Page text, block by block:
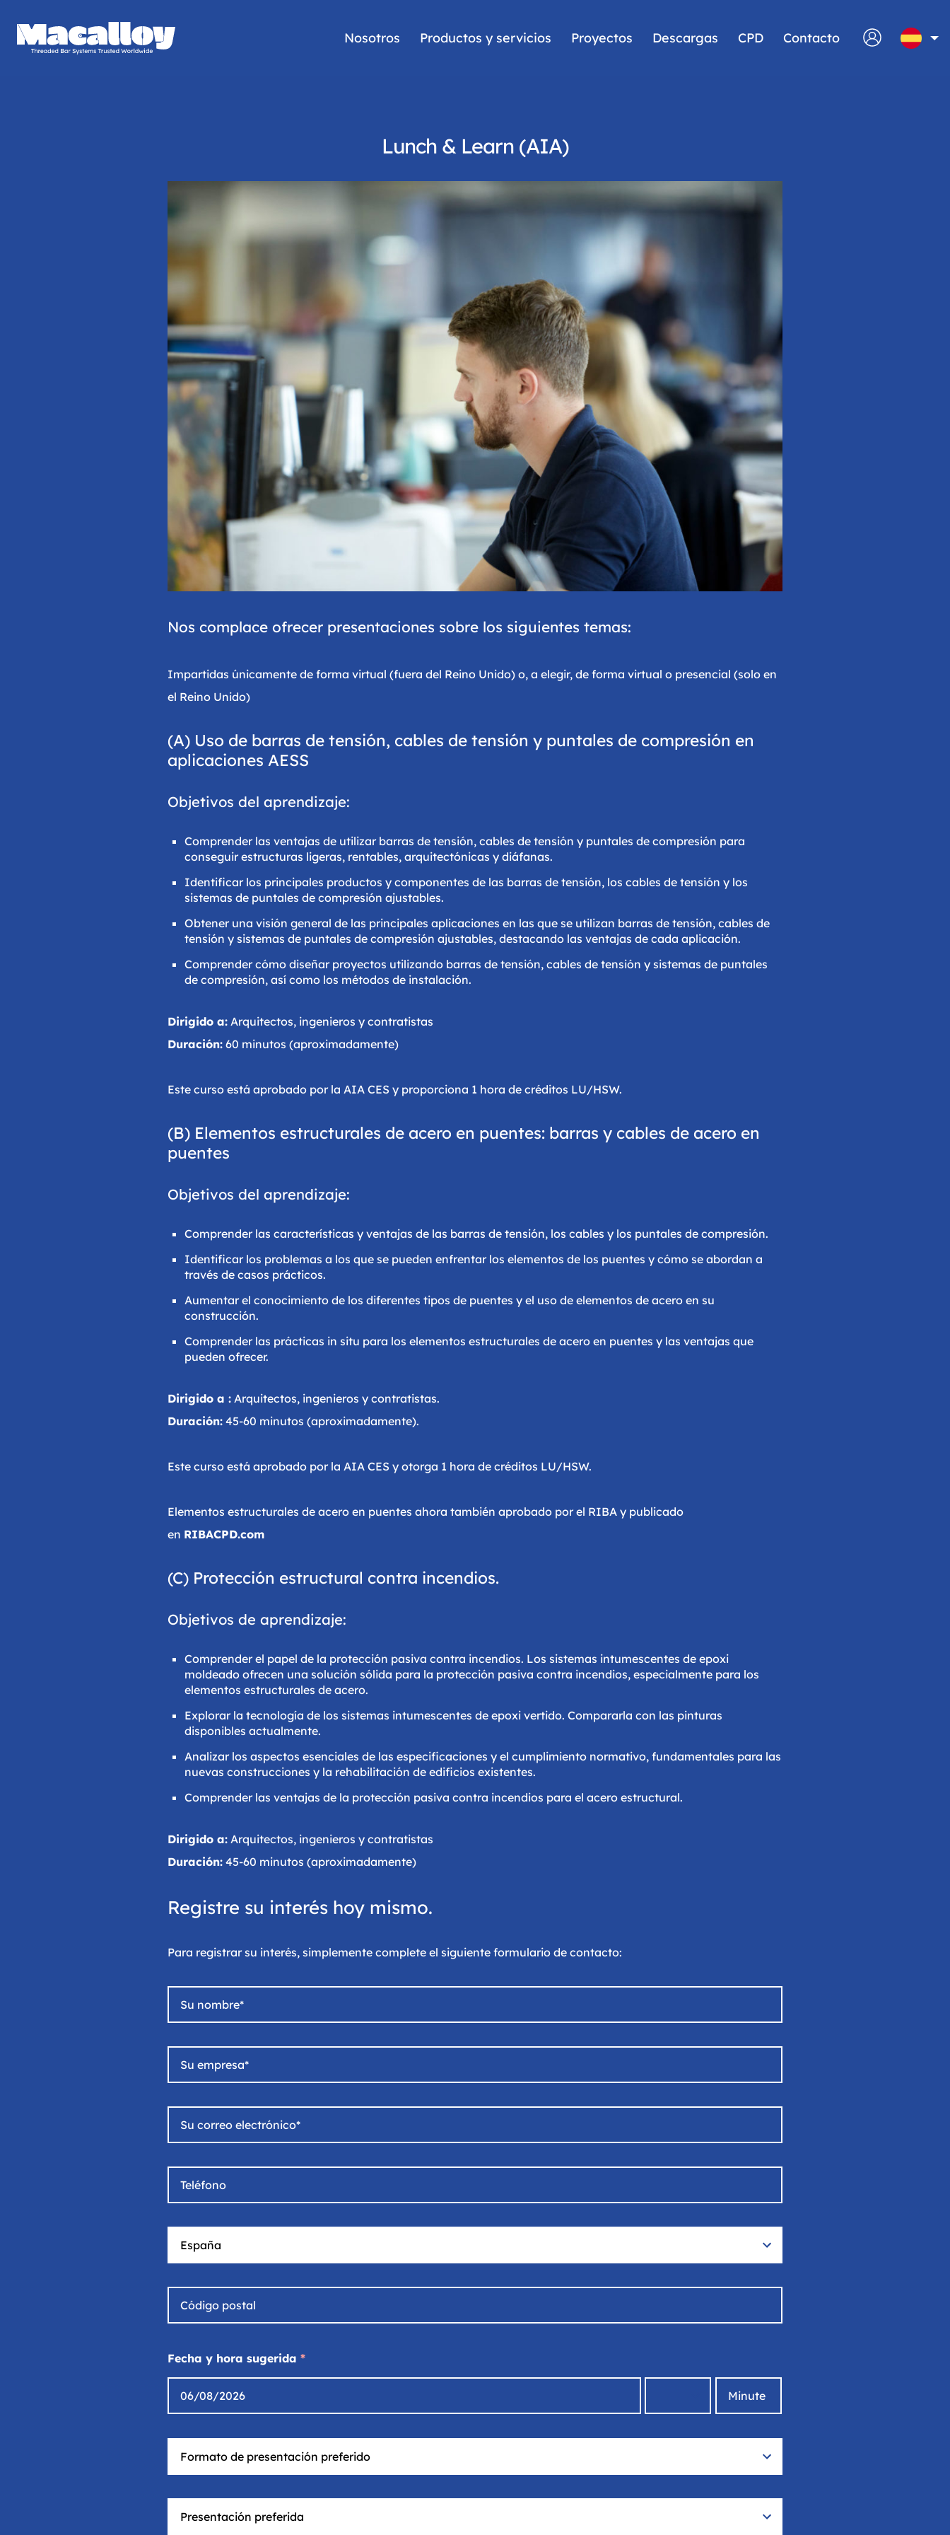
Nosotros Productos y servicios Proyectos Descargas CPD Contacto
Lunch & Learn (AIA)
Nos complace ofrecer presentaciones sobre los siguientes temas:
Impartidas únicamente de forma virtual (fuera del Reino Unido) o, a elegir, de forma virtual o presencial (solo en
el Reino Unido)
(A) Uso de barras de tensión, cables de tensión y puntales de compresión en
aplicaciones AESS
Objetivos del aprendizaje:
Comprender las ventajas de utilizar barras de tensión, cables de tensión y puntales de compresión para
conseguir estructuras ligeras, rentables, arquitectónicas y diáfanas.
Identificar los principales productos y componentes de las barras de tensión, los cables de tensión y los
sistemas de puntales de compresión ajustables.
Obtener una visión general de las principales aplicaciones en las que se utilizan barras de tensión, cables de
tensión y sistemas de puntales de compresión ajustables, destacando las ventajas de cada aplicación.
Comprender cómo diseñar proyectos utilizando barras de tensión, cables de tensión y sistemas de puntales
de compresión, así como los métodos de instalación.
Dirigido a: Arquitectos, ingenieros y contratistas
Duración: 60 minutos (aproximadamente)
Este curso está aprobado por la AIA CES y proporciona 1 hora de créditos LU/HSW.
(B) Elementos estructurales de acero en puentes: barras y cables de acero en
puentes
Objetivos del aprendizaje:
Comprender las características y ventajas de las barras de tensión, los cables y los puntales de compresión.
Identificar los problemas a los que se pueden enfrentar los elementos de los puentes y cómo se abordan a
través de casos prácticos.
Aumentar el conocimiento de los diferentes tipos de puentes y el uso de elementos de acero en su
construcción.
Comprender las prácticas in situ para los elementos estructurales de acero en puentes y las ventajas que
pueden ofrecer.
Dirigido a : Arquitectos, ingenieros y contratistas.
Duración: 45-60 minutos (aproximadamente).
Este curso está aprobado por la AIA CES y otorga 1 hora de créditos LU/HSW.
Elementos estructurales de acero en puentes ahora también aprobado por el RIBA y publicado
en RIBACPD.com
(C) Protección estructural contra incendios.
Objetivos de aprendizaje:
Comprender el papel de la protección pasiva contra incendios. Los sistemas intumescentes de epoxi
moldeado ofrecen una solución sólida para la protección pasiva contra incendios, especialmente para los
elementos estructurales de acero.
Explorar la tecnología de los sistemas intumescentes de epoxi vertido. Compararla con las pinturas
disponibles actualmente.
Analizar los aspectos esenciales de las especificaciones y el cumplimiento normativo, fundamentales para las
nuevas construcciones y la rehabilitación de edificios existentes.
Comprender las ventajas de la protección pasiva contra incendios para el acero estructural.
Dirigido a: Arquitectos, ingenieros y contratistas
Duración: 45-60 minutos (aproximadamente)
Registre su interés hoy mismo.
Para registrar su interés, simplemente complete el siguiente formulario de contacto:
Fecha y hora sugerida *